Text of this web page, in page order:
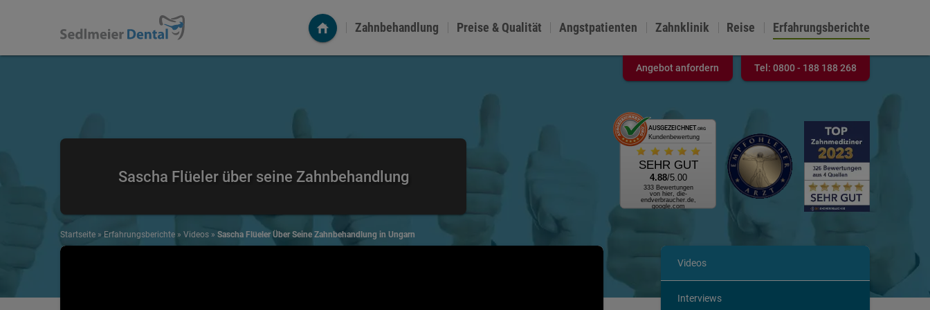
Angebot anfordern Tel: 0800 - 188 188 268
Zahnbehandlung Preise & Qualität Angstpatienten Zahnklinik Reise Erfahrungsberichte
Sascha Flüeler über seine Zahnbehandlung
AUSGEZEICHNET.ORG
Kundenbewertung
SEHR GUT
4.88/5.00
333 Bewertungen
von hier, die-
endverbraucher.de,
google.com
Startseite » Erfahrungsberichte » Videos » Sascha Flüeler Über Seine Zahnbehandlung in Ungarn
Videos
Interviews